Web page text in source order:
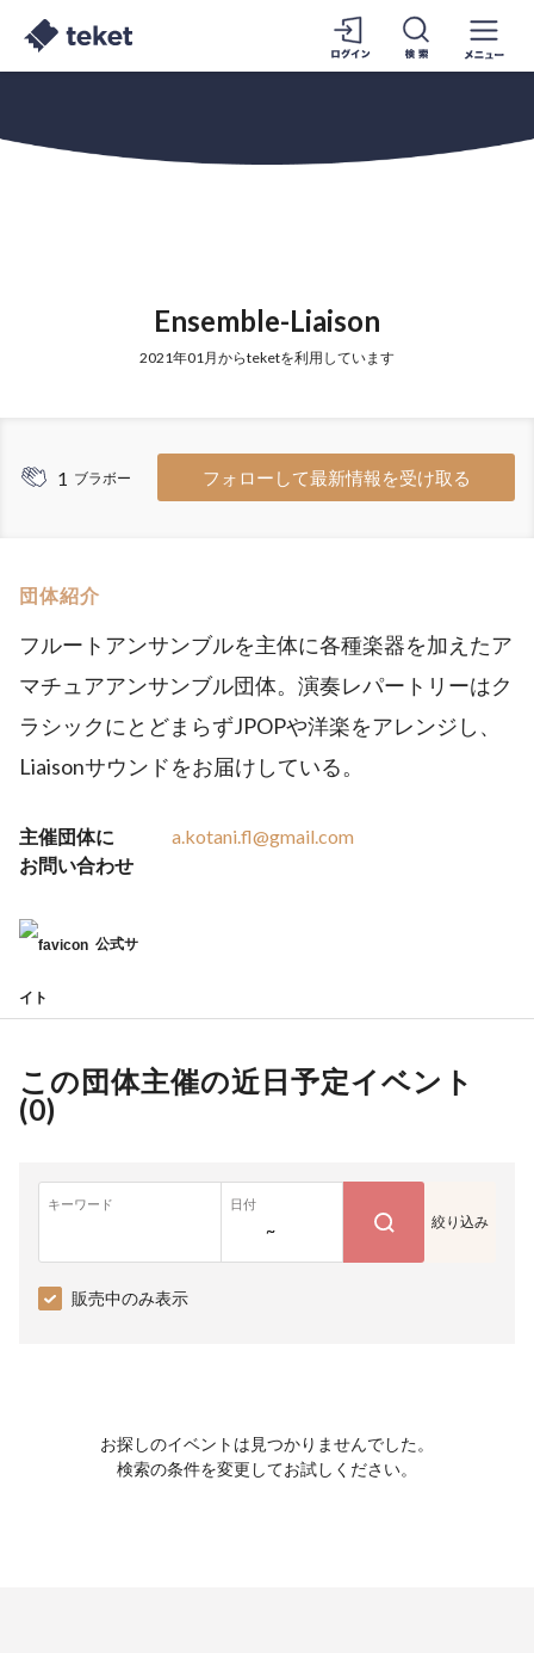
Ensemble-Liaison
2021年01月からteketを利用しています
1 ブラボー フォローして最新情報を受け取る
団体紹介
フルートアンサンブルを主体に各種楽器を加えたア
マチュアアンサンブル団体。演奏レパートリーはク
ラシックにとどまらずJPOPや洋楽をアレンジし、
Liaisonサウンドをお届けしている。
主催団体に
お問い合わせ
a.kotani.fl@gmail.com
公式サ
イト
この団体主催の近日予定イベント
(0)
キーワード 日付
~ 絞り込み
販売中のみ表示
お探しのイベントは見つかりませんでした。
検索の条件を変更してお試しください。